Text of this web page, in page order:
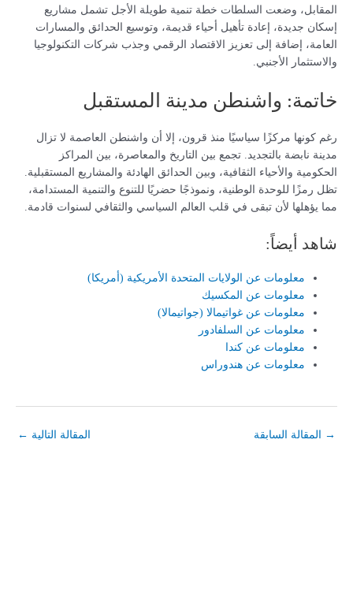
المقابل، وضعت السلطات خطة تنمية طويلة الأجل تشمل مشاريع
إسكان جديدة، إعادة تأهيل أحياء قديمة، وتوسيع الحدائق والمسارات
العامة، إضافة إلى تعزيز الاقتصاد الرقمي وجذب شركات التكنولوجيا
والاستثمار الأجنبي.
خاتمة: واشنطن مدينة المستقبل
رغم كونها مركزًا سياسيًا منذ قرون، إلا أن واشنطن العاصمة لا تزال
مدينة نابضة بالتجديد. تجمع بين التاريخ والمعاصرة، بين المراكز
الحكومية والأحياء الثقافية، وبين الحدائق الهادئة والمشاريع المستقبلية.
تظل رمزًا للوحدة الوطنية، ونموذجًا حضريًا للتنوع والتنمية المستدامة،
مما يؤهلها لأن تبقى في قلب العالم السياسي والثقافي لسنوات قادمة.
شاهد أيضاً:
معلومات عن الولايات المتحدة الأمريكية (أمريكا)
معلومات عن المكسيك
معلومات عن غواتيمالا (جواتيمالا)
معلومات عن السلفادور
معلومات عن كندا
معلومات عن هندوراس
→ المقالة السابقة المقالة التالية ←